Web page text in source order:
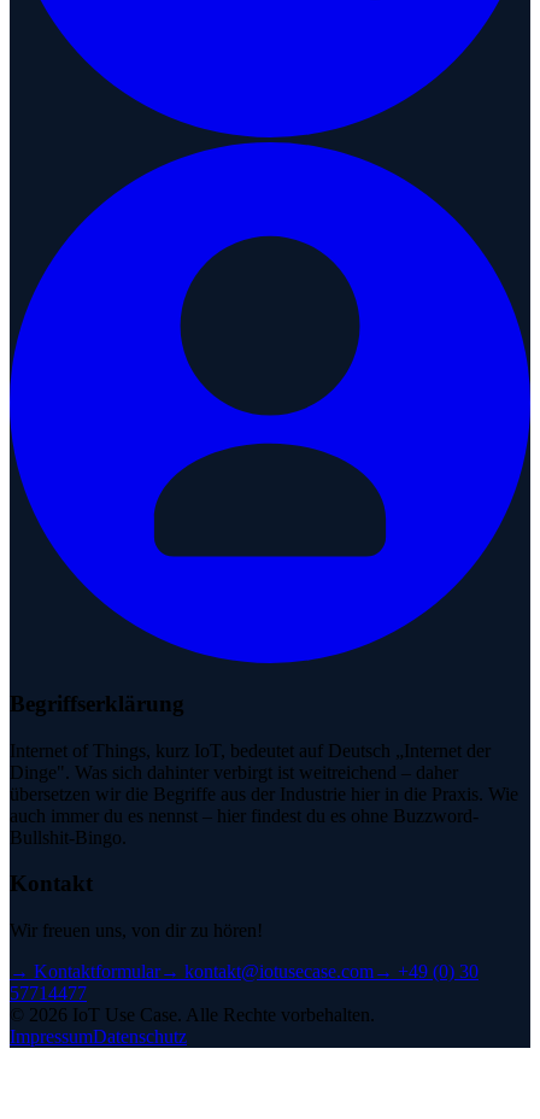
Begriffserklärung
Internet of Things, kurz IoT, bedeutet auf Deutsch „Internet der
Dinge". Was sich dahinter verbirgt ist weitreichend – daher
übersetzen wir die Begriffe aus der Industrie hier in die Praxis. Wie
auch immer du es nennst – hier findest du es ohne Buzzword-
Bullshit-Bingo.
Kontakt
Wir freuen uns, von dir zu hören!
→ Kontaktformular→ kontakt@iotusecase.com→ +49 (0) 30
57714477
© 2026 IoT Use Case. Alle Rechte vorbehalten.
ImpressumDatenschutz